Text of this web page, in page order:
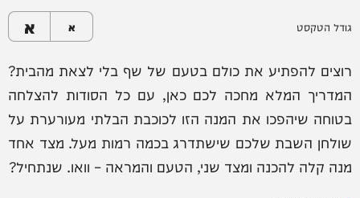
גודל הטקסט א א
רוצים להפתיע את כולם בטעם של שף בלי לצאת מהבית?
המדריך המלא מחכה לכם כאן, עם כל הסודות להצלחה
בטוחה שיהפכו את המנה הזו לכוכבת הבלתי מעורערת על
שולחן השבת שלכם שישתדרג בכמה רמות מעל. מצד אחד
מנה קלה להכנה ומצד שני, הטעם והמראה – וואו. שנתחיל?